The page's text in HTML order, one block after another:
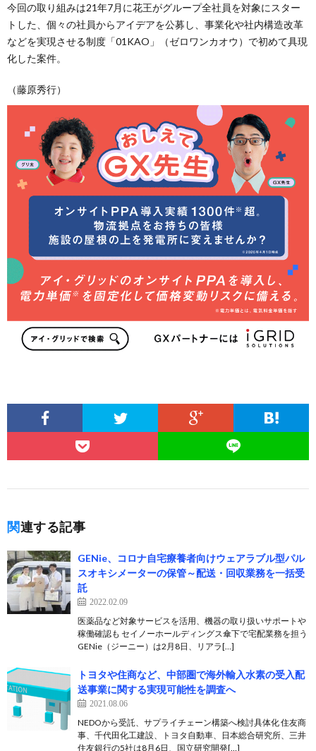
今回の取り組みは21年7月に花王がグループ全社員を対象にスター
トした、個々の社員からアイデアを公募し、事業化や社内構造改革
などを実現させる制度「01KAO」（ゼロワンカオウ）で初めて具現
化した案件。
（藤原秀行）
関連する記事
GENie、コロナ自宅療養者向けウェアラブル型パル
スオキシメーターの保管～配送・回収業務を一括受
託
2022.02.09
医薬品など対象サービスを活用、機器の取り扱いサポートや
稼働確認も セイノーホールディングス傘下で宅配業務を担う
GENie（ジーニー）は2月8日、リアラ[…]
トヨタや住商など、中部圏で海外輸入水素の受入配
送事業に関する実現可能性を調査へ
2021.08.06
NEDOから受託、サプライチェーン構築へ検討具体化 住友商
事、千代田化工建設、トヨタ自動車、日本総合研究所、三井
住友銀行の5社は8月6日、国立研究開発[…]